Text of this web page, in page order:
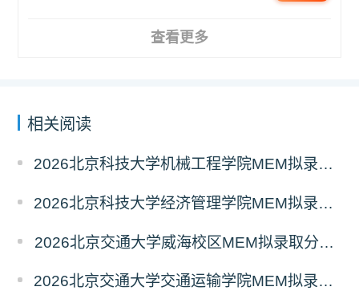
查看更多
相关阅读
2026北京科技大学机械工程学院MEM拟录取分析解读
2026北京科技大学经济管理学院MEM拟录取分析解读
2026北京交通大学威海校区MEM拟录取分析解读
2026北京交通大学交通运输学院MEM拟录取分析解读